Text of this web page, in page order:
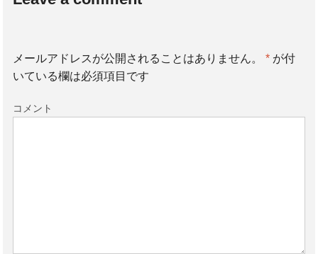
メールアドレスが公開されることはありません。 *が付
いている欄は必須項目です
コメント